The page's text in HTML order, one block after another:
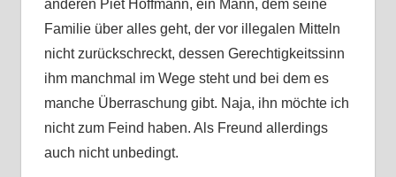
anderen Piet Hoffmann, ein Mann, dem seine
Familie über alles geht, der vor illegalen Mitteln
nicht zurückschreckt, dessen Gerechtigkeitssinn
ihm manchmal im Wege steht und bei dem es
manche Überraschung gibt. Naja, ihn möchte ich
nicht zum Feind haben. Als Freund allerdings
auch nicht unbedingt.